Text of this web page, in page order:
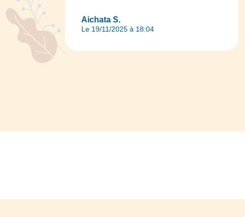
Aichata S.
Le 19/11/2025 à 18:04